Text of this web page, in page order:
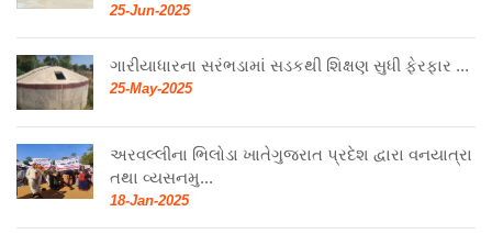
25-Jun-2025
ગારીયાધારના સરંભડામાં સડકથી શિક્ષણ સુધી ફેરફાર ...
25-May-2025
અરવલ્લીના ભિલોડા ખાતેગુજરાત પ્રદેશ દ્વારા વનયાત્રા
તથા વ્યસનમુ...
18-Jan-2025